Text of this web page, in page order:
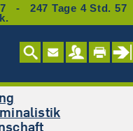
- 247 Tage 4 Std. 57